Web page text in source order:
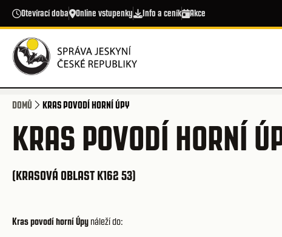
Přejít k hlavnímu obsahu
Otevírací doba Online vstupenky Info a ceník Akce
DOMŮ KRAS POVODÍ HORNÍ ÚPY
KRAS POVODÍ HORNÍ
(KRASOVÁ OBLAST K162 53)
Kras povodí horní Úpy náleží do: